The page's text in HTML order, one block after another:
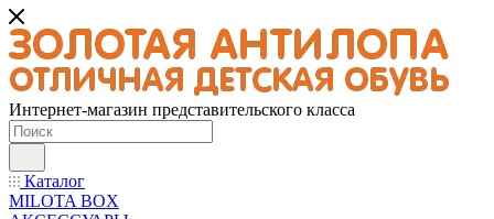
Интернет-магазин представительского класса
Каталог
MILOTA BOX